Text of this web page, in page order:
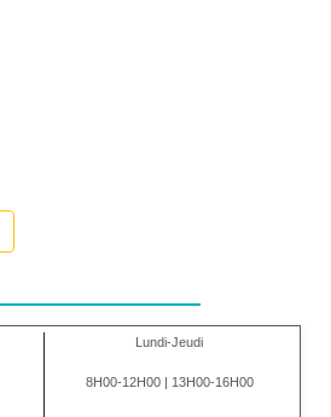
Lundi-Jeudi
8H00-12H00 | 13H00-16H00